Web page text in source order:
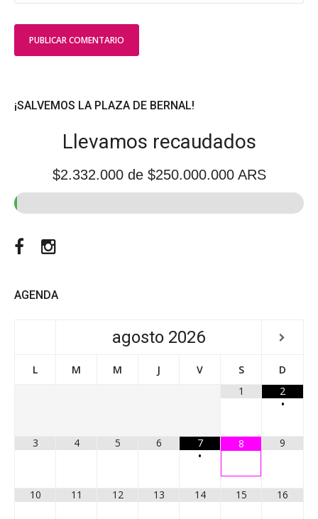
¡SALVEMOS LA PLAZA DE BERNAL!
Llevamos recaudados
$2.332.000de $250.000.000 ARS
Facebook
AGENDA
agosto 2026
L M M J V S
D
1
2
•
3 4 5 6
7
•
8 9
10 11 12 13 14 15 16